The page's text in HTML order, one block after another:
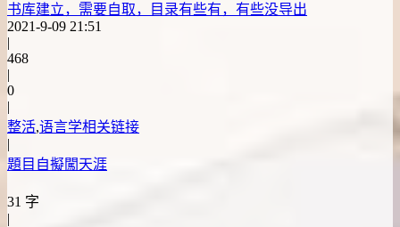
书库建立，需要自取，目录有些有，有些没导出
2021-9-09 21:51
|
468
|
0
|
整活,语言学相关链接
|
題目自擬闖天涯
31 字
|